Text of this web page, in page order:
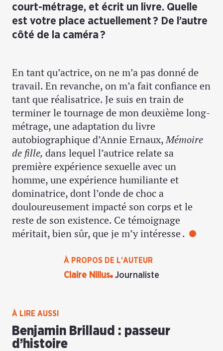
court-métrage, et écrit un livre. Quelle
est votre place actuellement ? De l’autre
côté de la caméra ?
À PROPOS DE L'AUTEUR
Claire Nillus Journaliste
En tant qu’actrice, on ne m’a pas donné de
travail. En revanche, on m’a fait confiance en
tant que réalisatrice. Je suis en train de
terminer le tournage de mon deuxième long-
métrage, une adaptation du livre
autobiographique d’Annie Ernaux,Mémoire
de fille, dans lequel l’autrice relate sa
première expérience sexuelle avec un
homme, une expérience humiliante et
dominatrice, dont l’onde de choc a
douloureusement impacté son corps et le
reste de son existence. Ce témoignage
méritait, bien sûr, que je m’y intéresse .
À LIRE AUSSI
Benjamin Brillaud : passeur
d’histoire